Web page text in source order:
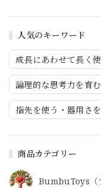
人気のキーワード
成長にあわせて長く
論理的な思考力を育む
指先を使う・器用さ
商品カテゴリー
BumbuToys（